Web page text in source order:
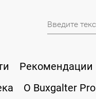
Рекомендации
О Buxgalter Pro